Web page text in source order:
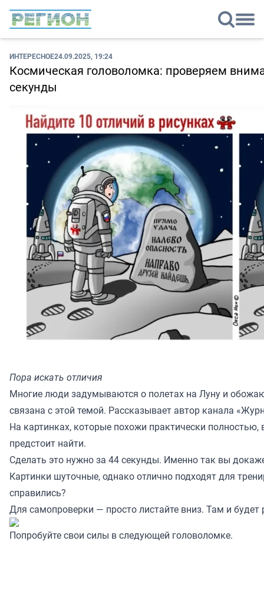
ИНТЕРЕСНОЕ24.09.2025, 19:24
Космическая головоломка: проверяем
секунды
Пора искать отличия
Многие люди задумываются о полетах на Луну и
связана с этой темой. Рассказывает автор канала «
На картинках, которые похожи практически
предстоит найти.
Сделать это нужно за 44 секунды. Именно так вы
Картинки шуточные, однако отлично подходят для
справились?
Для самопроверки — просто листайте вниз. Там и
Попробуйтесвои силы в следующей головоломке.